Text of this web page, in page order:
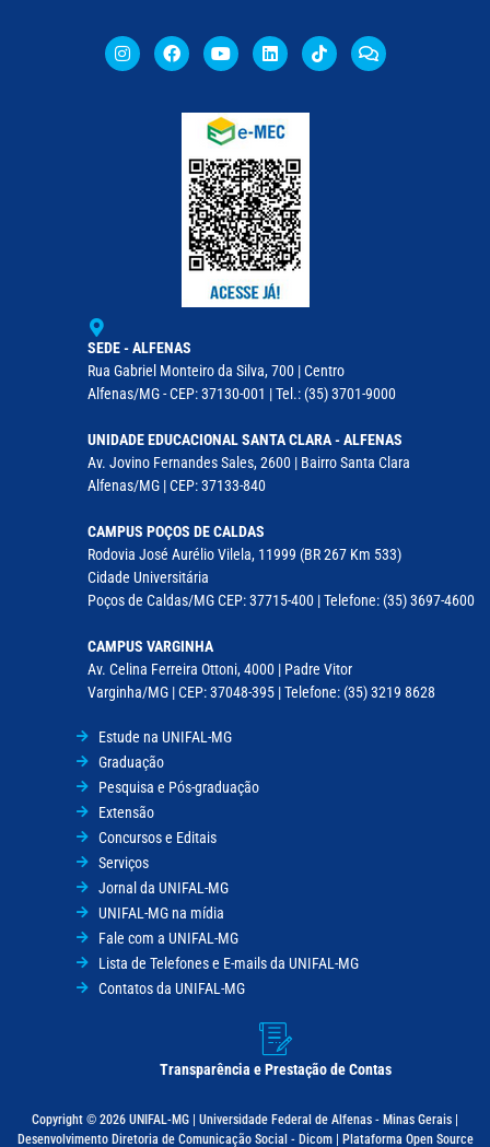
SEDE - ALFENAS
Rua Gabriel Monteiro da Silva, 700 | Centro
Alfenas/MG - CEP: 37130-001 | Tel.: (35) 3701-9000
UNIDADE EDUCACIONAL SANTA CLARA - ALFENAS
Av. Jovino Fernandes Sales, 2600 | Bairro Santa Clara
Alfenas/MG | CEP: 37133-840
CAMPUS POÇOS DE CALDAS
Rodovia José Aurélio Vilela, 11999 (BR 267 Km 533)
Cidade Universitária
Poços de Caldas/MG CEP: 37715-400 | Telefone: (35) 3697-4600
CAMPUS VARGINHA
Av. Celina Ferreira Ottoni, 4000 | Padre Vitor
Varginha/MG | CEP: 37048-395 | Telefone: (35) 3219 8628
Estude na UNIFAL-MG
Graduação
Pesquisa e Pós-graduação
Extensão
Concursos e Editais
Serviços
Jornal da UNIFAL-MG
UNIFAL-MG na mídia
Fale com a UNIFAL-MG
Lista de Telefones e E-mails da UNIFAL-MG
Contatos da UNIFAL-MG
Transparência e Prestação de Contas
Copyright © 2026 UNIFAL-MG | Universidade Federal de Alfenas - Minas Gerais |
Desenvolvimento Diretoria de Comunicação Social - Dicom | Plataforma Open Source